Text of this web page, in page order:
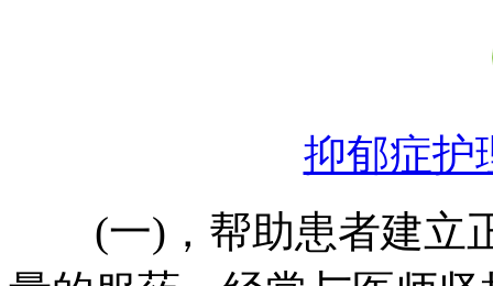
抑郁症护
(一)，帮助患者建立